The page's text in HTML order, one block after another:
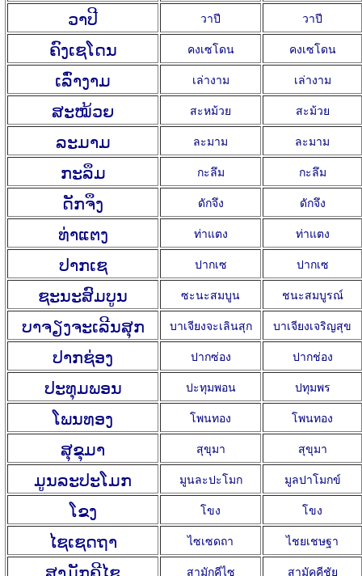
ວາປີ วาปี วาปี
ຄົງເຊໂດນ คงเซโดน คงเซโดน
ເລົ່າງາມ เล่างาม เล่างาม
ສະໝ້ວຍ สะหม้วย สะม้วย
ລະມາມ ละมาม ละมาม
ກະລຶມ กะลึม กะลึม
ດັກຈຶງ ดักจึง ดักจึง
ທ່າແຕງ ท่าแตง ท่าแตง
ປາກເຊ ปากเซ ปากเซ
ຊະນະສົມບູນ ซะนะสมบูน ชนะสมบูรณ์
ບາຈຽງຈະເລີນສຸກ บาเจียงจะเลินสุก บาเจียงเจริญสุข
ປາກຊ່ອງ ปากซ่อง ปากช่อง
ປະທຸມພອນ ปะทุมพอน ปทุมพร
ໂພນທອງ โพนทอง โพนทอง
ສຸຂຸມາ สุขุมา สุขุมา
ມູນລະປະໂມກ มูนละปะโมก มูลปาโมกข์
ໂຂງ โขง โขง
ໄຊເຊດຖາ ไซเซดถา ไชยเชษฐา
ສາມັກຄີໄຊ สามักคีไซ สามัคคีชัย